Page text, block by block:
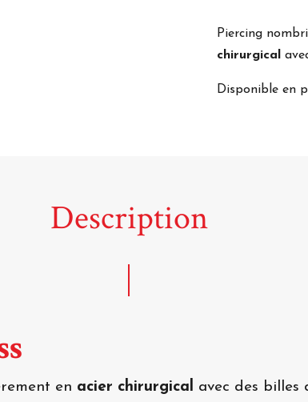
Piercing
chirurgical
Disponible en
Description
en acier chirurgical avec des billes